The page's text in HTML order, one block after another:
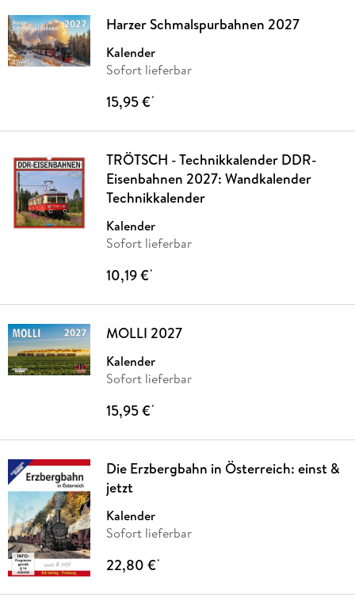
Harzer Schmalspurbahnen 2027
Kalender
Sofort lieferbar
15,95 €*
TRÖTSCH - Technikkalender DDR-
Eisenbahnen 2027: Wandkalender
Technikkalender
Kalender
Sofort lieferbar
10,19 €*
MOLLI 2027
Kalender
Sofort lieferbar
15,95 €*
Die Erzbergbahn in Österreich: einst &
jetzt
Kalender
Sofort lieferbar
22,80 €*